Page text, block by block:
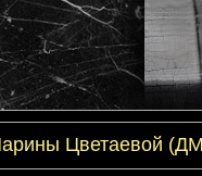
Цветаевой